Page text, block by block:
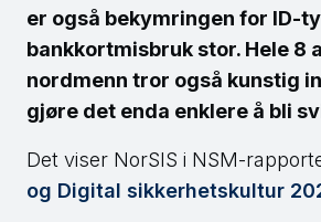
er også bekymringen for ID-
bankkortmisbruk stor. Hele 8
nordmenn tror også kunstig
gjøre det enda enklere å bli
Det viser NorSIS i NSM-
og Digital sikkerhetskultur